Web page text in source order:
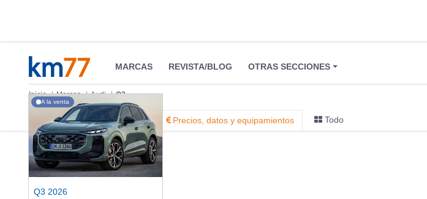
MARCAS REVISTA/BLOG OTRAS SECCIONES
Inicio Marcas Audi Q3
Información Fotos Precios, datos y equipamientos Todo
A la venta
Q3 2026